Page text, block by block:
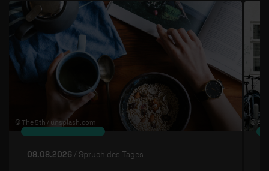
© The 5th / unsplash.com
08.08.2026 / Spruch des Tages
©